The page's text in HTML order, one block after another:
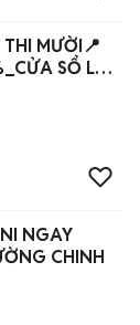
MƯỜI📍
SỔ LỚN
NGAY
CHINH